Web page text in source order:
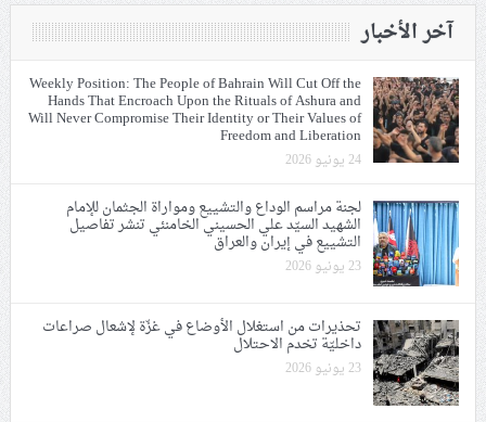
آخر الأخبار
Weekly Position: The People of Bahrain Will Cut Off the
Hands That Encroach Upon the Rituals of Ashura and
Will Never Compromise Their Identity or Their Values of
Freedom and Liberation
24 يونيو 2026
لجنة مراسم الوداع والتشييع ومواراة الجثمان للإمام
الشهيد السيّد علي الحسيني الخامنئي تنشر تفاصيل
التشييع في إيران والعراق
23 يونيو 2026
تحذيرات من استغلال الأوضاع في غزّة لإشعال صراعات
داخليّة تخدم الاحتلال
23 يونيو 2026